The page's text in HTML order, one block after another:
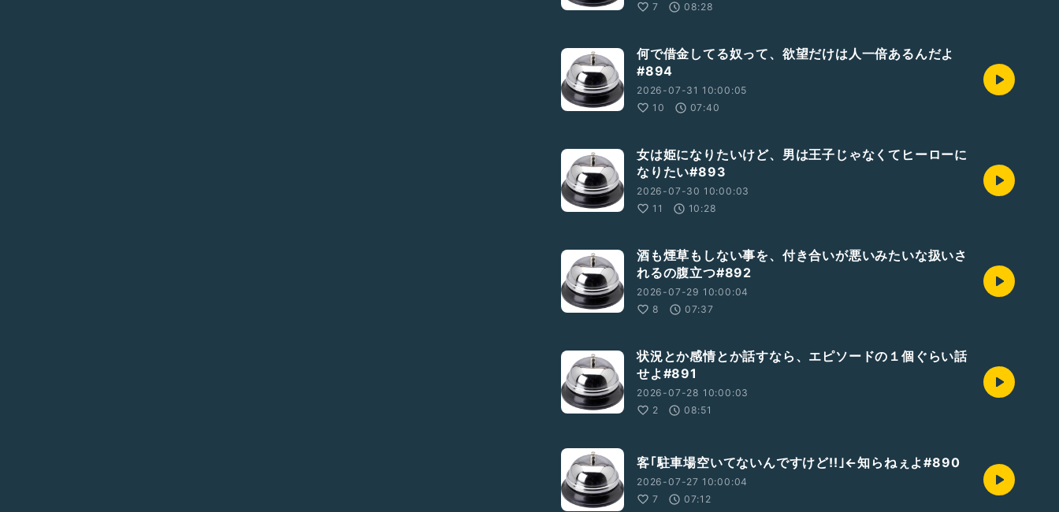
7
08:28
何で借金してる奴って、欲望だけは人一倍あるんだよ
#894
2026-07-31 10:00:05
10
07:40
女は姫になりたいけど、男は王子じゃなくてヒーローに
なりたい#893
2026-07-30 10:00:03
11
10:28
酒も煙草もしない事を、付き合いが悪いみたいな扱いさ
れるの腹立つ#892
2026-07-29 10:00:04
8
07:37
状況とか感情とか話すなら、エピソードの１個ぐらい話
せよ#891
2026-07-28 10:00:03
2
08:51
客｢駐車場空いてないんですけど!!｣←知らねぇよ#890
2026-07-27 10:00:04
7
07:12